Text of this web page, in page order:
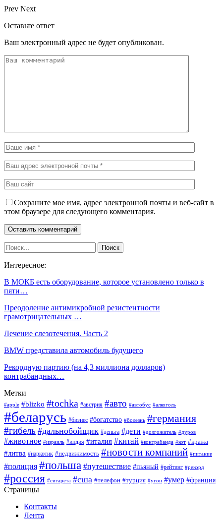
Prev Next
Оставьте ответ
Ваш электронный адрес не будет опубликован.
Сохраните мое имя, адрес электронной почты и веб-сайт в
этом браузере для следующего комментария.
Интересное:
В МОКБ есть оборудование, которое установлено только в
пяти…
Преодоление антимикробной резистентности
грамотрицательных …
Лечение слезотечения. Часть 2
BMW представила автомобиль будущего
Рекордную партию (на 4,3 миллиона долларов)
контрабандных…
Метки
#apple #blizko #tochka #австрия #авто #автобус #алкоголь
#беларусь #бизнес #богатство #болезнь #германия
#гибель #дальнобойщик #деньга #дети #долгожитель #дуров
#животное #израиль #индия #италия #китай #контрабанда #кот #кража
#литва #наркотик #недвижимость #новости компаний #питание
#полиция #польша #путешествие #пьяный #рейтинг #рекорд
#россия #сигарета #сша #телефон #турция #угон #умер #франция
Страницы
Контакты
Лента